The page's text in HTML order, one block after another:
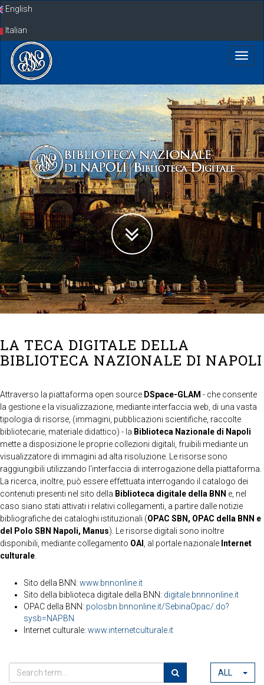
SkipEnglish
Italian
LA TECA DIGITALE DELLA
BIBLIOTECA NAZIONALE DI NAPOLI
Attraverso la piattaforma open source DSpace-GLAM - che consente
la gestione e la visualizzazione, mediante interfaccia web, di una vasta
tipologia di risorse, (immagini, pubblicazioni scientifiche, raccolte
bibliotecarie, materiale didattico) - la Biblioteca Nazionale di Napoli
mette a disposizione le proprie collezioni digitali, fruibili mediante un
visualizzatore di immagini ad alta risoluzione. Le risorse sono
raggiungibili utilizzando l'interfaccia di interrogazione della piattaforma.
La ricerca, inoltre, può essere effettuata interrogando il catalogo dei
contenuti presenti nel sito della Biblioteca digitale della BNN e, nel
caso siano stati attivati i relativi collegamenti, a partire dalle notizie
bibliografiche dei cataloghi istituzionali (OPAC SBN, OPAC della BNN e
del Polo SBN Napoli, Manus). Le risorse digitali sono inoltre
disponibili, mediante collegamento OAI , al portale nazionale Internet
culturale
Sito della BNN: www.bnnonline.it
Sito della biblioteca digitale della BNN: digitale.bnnnonline.it
OPAC della BNN: polosbn.bnnonline.it/SebinaOpac/.do?
sysb=NAPBN
Internet culturale: www.internetculturale.it
ALL